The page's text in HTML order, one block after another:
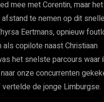
mee met Corentin, maar
te nemen op dit snelle
Eertmans, opnieuw
als copilote naast Christiaan
het snelste parcours waar
onze concurrenten
de jonge Limburgse.